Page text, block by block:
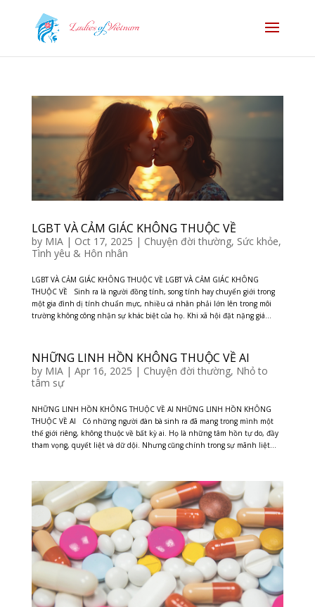
LGBT VÀ CẢM GIÁC KHÔNG THUỘC VỀ
by MIA| Oct 17, 2025 | Chuyện đời thường, Sức khỏe,
Tình yêu & Hôn nhân
LGBT VÀ CẢM GIÁC KHÔNG THUỘC VỀ LGBT VÀ CẢM GIÁC KHÔNG
THUỘC VỀ Sinh ra là người đồng tính, song tính hay chuyển giới trong
một gia đình dị tính chuẩn mực, nhiều cá nhân phải lớn lên trong môi
trường không công nhận sự khác biệt của họ. Khi xã hội đặt nặng giá...
NHỮNG LINH HỒN KHÔNG THUỘC VỀ AI
by MIA| Apr 16, 2025 | Chuyện đời thường, Nhỏ to
tâm sự
NHỮNG LINH HỒN KHÔNG THUỘC VỀ AI NHỮNG LINH HỒN KHÔNG
THUỘC VỀ AI Có những người đàn bà sinh ra đã mang trong mình một
thế giới riêng, không thuộc về bất kỳ ai. Họ là những tâm hồn tự do, đầy
tham vọng, quyết liệt và dữ dội. Nhưng cũng chính trong sự mãnh liệt...